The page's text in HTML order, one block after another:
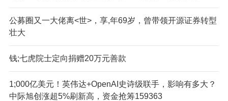
公募圈又一大佬离<世>，享,年69岁，曾带领开源证券转型
壮大
钱;七虎院士定向捐赠20万元善款
1;000亿美元！英伟达+OpenAI史诗级联手，影响有多大？
中际旭创涨超5%刷新高，资金抢筹159363